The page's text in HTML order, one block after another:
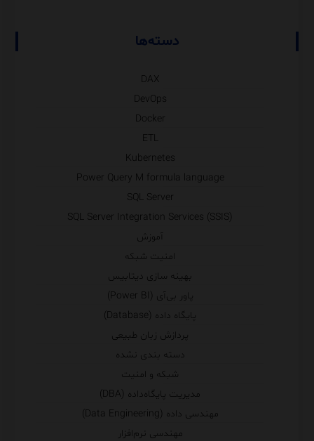
دسته‌ها
DAX
DevOps
Docker
ETL
Kubernetes
Power Query M formula language
SQL Server
SQL Server Integration Services (SSIS)
آموزش
امنیت شبکه
بهینه سازی دیتابیس
پاور بی‌آی (Power BI)
پایگاه داده (Database)
پردازش زبان طبیعی
دسته بندی نشده
شبکه و امنیت
مدیریت پایگاه‌داده (DBA)
مهندسی داده (Data Engineering)
مهندسی نرم‌افزار